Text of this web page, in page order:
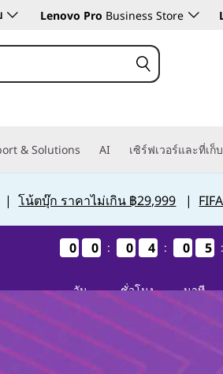
Lenovo Pro Business Store
& Solutions AI เซิร์ฟเวอร์และที่เก็
|โน้ตบุ๊ก ราคาไม่เกิน ฿29,999 |
0
0
0
0 0
0
0
0
วัน
: 0
0
0
0 4
4
4
4
ชั่วโมง
: 0
0
0
0 5
4
5
4
นาที
: